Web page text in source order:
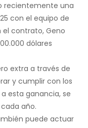
recientemente una
con el equipo de
el contrato, Geno
dólares
extra a través de
y cumplir con los
esta ganancia, se
año.
puede actuar